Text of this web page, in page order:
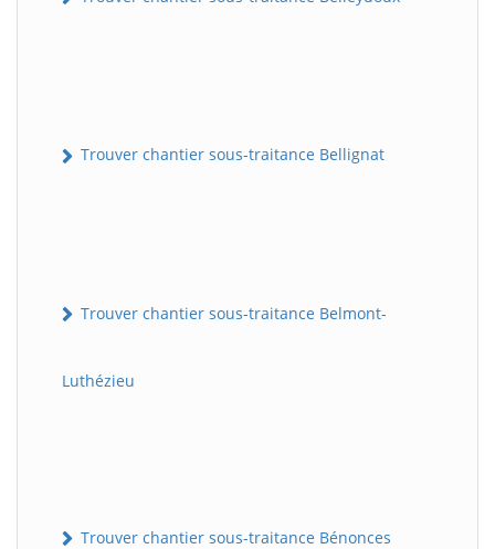
Trouver chantier sous-traitance Bellignat
Trouver chantier sous-traitance Belmont-
Luthézieu
Trouver chantier sous-traitance Bénonces